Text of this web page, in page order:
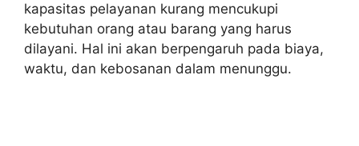
kapasitas pelayanan kurang mencukupi
kebutuhan orang atau barang yang harus
dilayani. Hal ini akan berpengaruh pada biaya,
waktu, dan kebosanan dalam menunggu.